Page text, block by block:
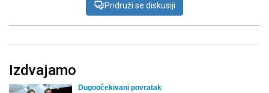
Pridruži se diskusiji
Izdvajamo
Dugoočekivani povratak